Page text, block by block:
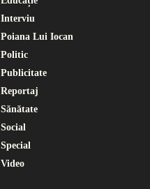
Interviu
Poiana Lui Iocan
Politic
Publicitate
Reportaj
Sănătate
Social
Special
Video